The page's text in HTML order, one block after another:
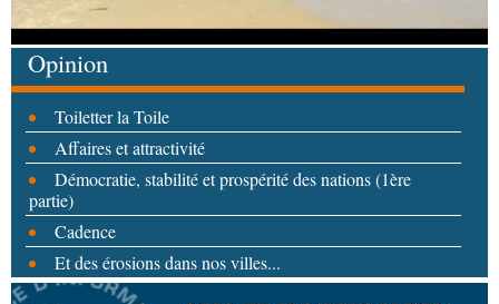
Opinion
Toiletter la Toile
Affaires et attractivité
Démocratie, stabilité et prospérité des nations (1ère
partie)
Cadence
Et des érosions dans nos villes...